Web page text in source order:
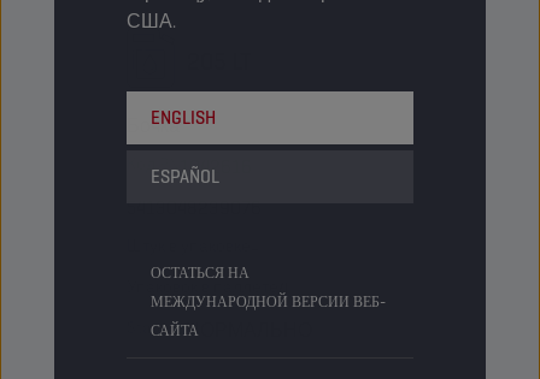
США.
ENGLISH
ESPAÑOL
ОСТАТЬСЯ НА
МЕЖДУНАРОДНОЙ ВЕРСИИ ВЕБ-
САЙТА
Бочка
1042616
4
Status НОРМАЛЬНО